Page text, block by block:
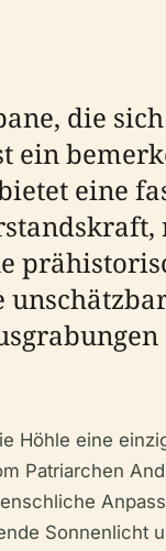
die
ein
eine
Höhle eine
Patriarchen
Sonnenlicht